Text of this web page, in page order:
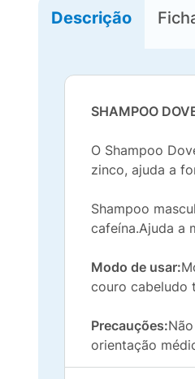
Descrição
SHAMPOO
O Shampoo
zinco, ajuda a
Shampoo
cafeína.Ajuda a
Modo de usar:
couro cabeludo
Precauções:
orientação